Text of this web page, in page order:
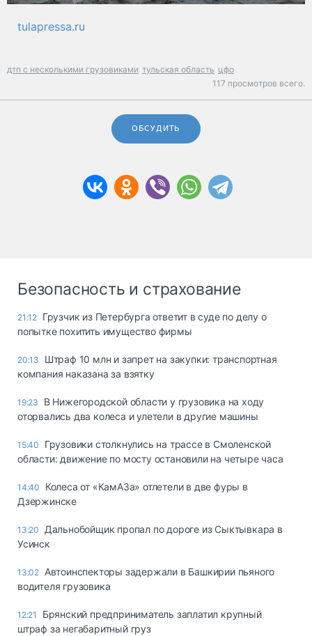
tulapressa.ru
дтп с несколькими грузовиками тульская область цфо
117 просмотров всего.
ОБСУДИТЬ
Безопасность и страхование
21:12 Грузчик из Петербурга ответит в суде по делу о
попытке похитить имущество фирмы
20:13
Штраф 10 млн и запрет на закупки: транспортная
компания наказана за взятку
19:23
В Нижегородской области у грузовика на ходу
оторвались два колеса и улетели в другие машины
15:40
Грузовики столкнулись на трассе в Смоленской
области: движение по мосту остановили на четыре часа
14:40
Колеса от «КамАЗа» отлетели в две фуры в
Дзержинске
13:20
Дальнобойщик пропал по дороге из Сыктывкара в
Усинск
13:02 Автоинспекторы задержали в Башкирии пьяного
водителя грузовика
12:21
Брянский предприниматель заплатил крупный
штраф за негабаритный груз